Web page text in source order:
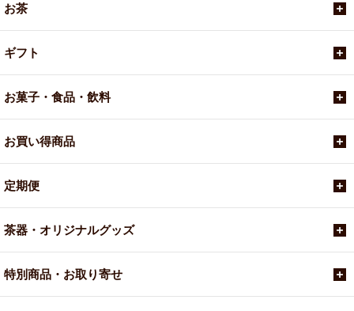
お茶
ギフト
お菓子・食品・飲料
お買い得商品
定期便
茶器・オリジナルグッズ
特別商品・お取り寄せ